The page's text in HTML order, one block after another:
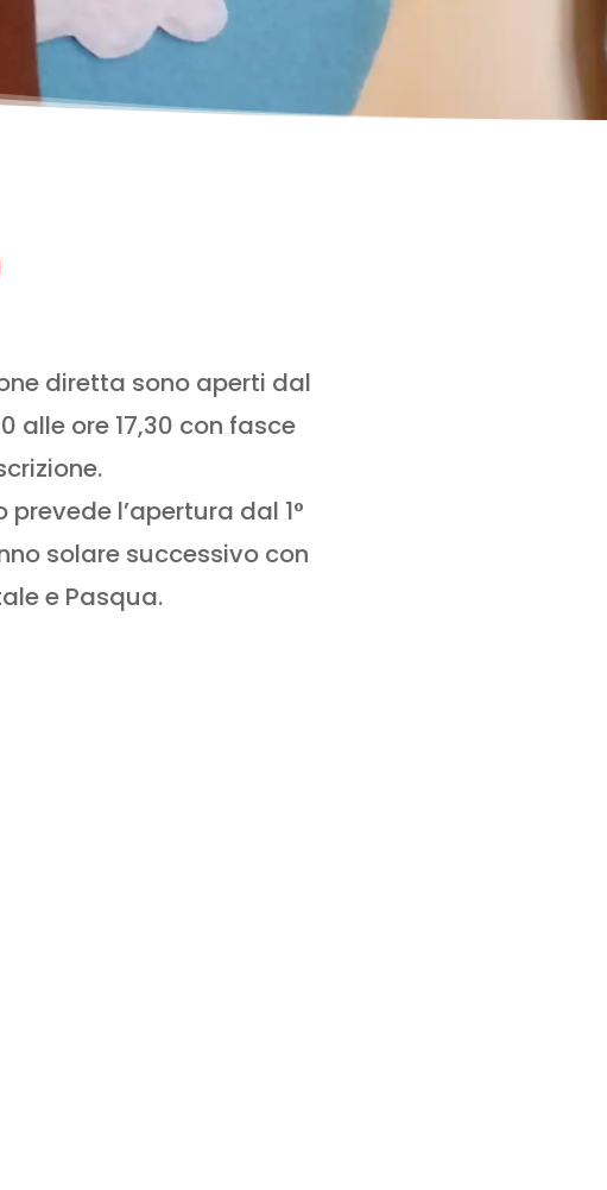
diretta sono aperti dal
alle ore 17,30 con fasce
l’apertura dal 1°
solare successivo con
e Pasqua.